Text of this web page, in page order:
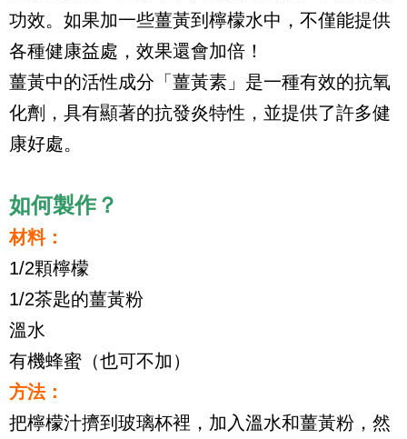
功效。如果加一些薑黃到檸檬水中，不僅能提供
各種健康益處，效果還會加倍！
薑黃中的活性成分「薑黃素」是一種有效的抗氧
化劑，具有顯著的抗發炎特性，並提供了許多健
康好處。
如何製作？
材料：
1/2顆檸檬
1/2茶匙的薑黃粉
溫水
有機蜂蜜（也可不加）
方法：
把檸檬汁擠到玻璃杯裡，加入溫水和薑黃粉，然